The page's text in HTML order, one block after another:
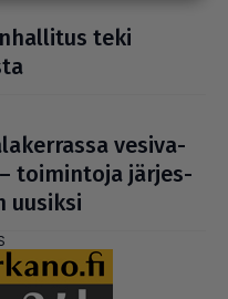
teki
vesi­va­
toi­min­toja jär­jes­
uusiksi